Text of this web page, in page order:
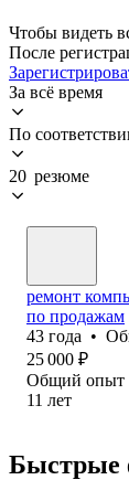
Чтобы видеть
После
За всё время
По
20 резюме
ремонт
по продажам
43 года •
25 000 ₽
Общий опыт
11 лет
Быстрые